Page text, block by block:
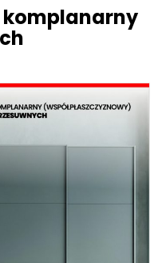
komplanarny